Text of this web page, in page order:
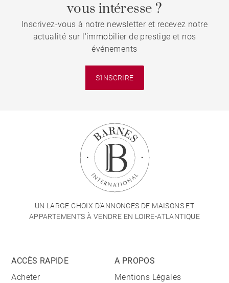
vous intéresse ?
Inscrivez-vous à notre newsletter et recevez notre
actualité sur l'immobilier de prestige et nos
événements
S'INSCRIRE
UN LARGE CHOIX D'ANNONCES DE MAISONS ET
APPARTEMENTS À VENDRE EN LOIRE-ATLANTIQUE
ACCÈS RAPIDE
Acheter
A PROPOS
Mentions Légales